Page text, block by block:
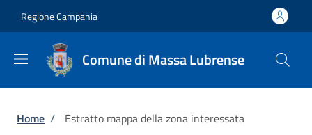
Regione Campania
Comune di Massa Lubrense
Briciole di pane
Home / Estratto mappa della zona interessata